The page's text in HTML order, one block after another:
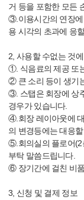
거 등을 포함한 모든
③.이용시간의 연장에
용 시각의 초과에 응
2, 사용할 수없는 것
①. 식음료의 제공 또
② 큰 소리 등이 생기
③. 스탭은 회장에 상
경우가 있습니다.
④.회장 레이아웃에
의 변경등에는 대응
⑤.회의실의 플로어(2
부탁 말씀드립니다.
⑥ 장기간에 걸친 비
3, 신청 및 결제 정보